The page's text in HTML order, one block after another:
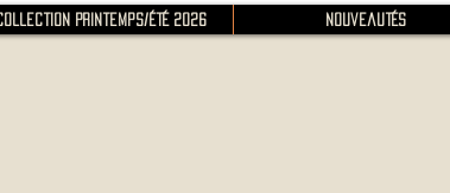
Collection Printemps/Été 2026 Nouveautés